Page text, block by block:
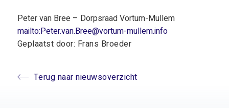
Peter van Bree – Dorpsraad Vortum-Mullem
mailto:Peter.van.Bree@vortum-mullem.info
Geplaatst door: Frans Broeder
Terug naar nieuwsoverzicht